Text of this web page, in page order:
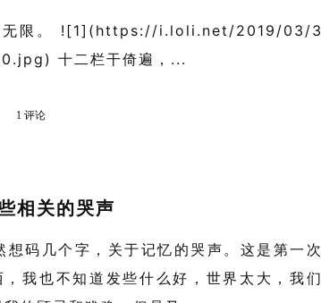
无限。 ![1](https://i.loli.net/2019/03/3
十二栏干倚遍，...
1 评论
相关的哭声
想码几个字，关于记忆的哭声。这是第一次
我也不知道发些什么好，世界太大，我们